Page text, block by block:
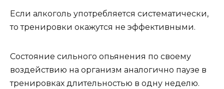
Если алкоголь употребляется систематически,
то тренировки окажутся не эффективными.
Состояние сильного опьянения по своему
воздействию на организм аналогично паузе в
тренировках длительностью в одну неделю.